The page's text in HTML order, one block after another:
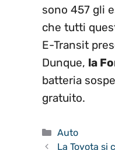
sono 457 gli
che tutti
E-Transit
Dunque, la
batteria
gratuito.
Categorie
Auto
La Toyota si